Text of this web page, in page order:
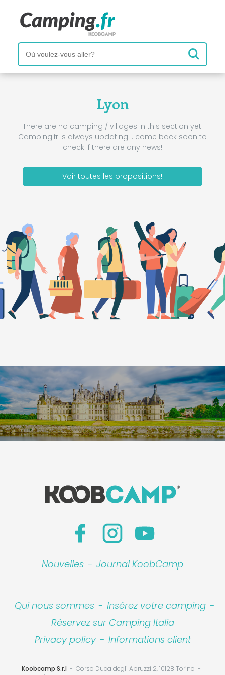
Lyon
There are no camping / villages in this section yet.
Camping.fr is always updating .. come back soon to
check if there are any news!
Voir toutes les propositions!
Nouvelles - Journal KoobCamp
Qui nous sommes - Insérez votre camping -
Réservez sur Camping Italia
Privacy policy - Informations client
Koobcamp S.r.l
Corso Duca degli Abruzzi 2, 10128 Torino